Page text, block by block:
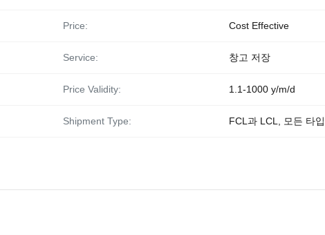
Price: Cost Effective
Service: 창고 저장
Price Validity: 1.1-1000 y/m/d
Shipment Type: FCL과 LCL, 모든 타입